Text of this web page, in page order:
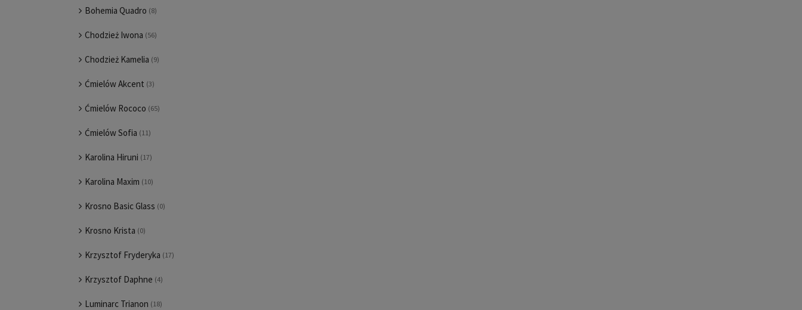
Bohemia Quadro (8)
Chodzież Iwona (56)
Chodzież Kamelia (9)
Ćmielów Akcent (3)
Ćmielów Rococo (65)
Ćmielów Sofia (11)
Karolina Hiruni (17)
Karolina Maxim (10)
Krosno Basic Glass (0)
Krosno Krista (0)
Krzysztof Fryderyka (17)
Krzysztof Daphne (4)
Luminarc Trianon (18)